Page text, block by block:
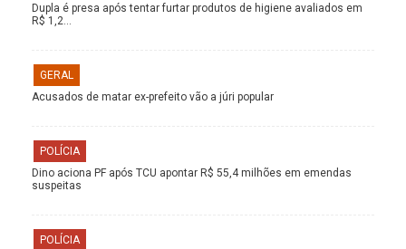
Dupla é presa após tentar furtar produtos de higiene avaliados em
R$ 1,2…
GERAL
Acusados de matar ex-prefeito vão a júri popular
POLÍCIA
Dino aciona PF após TCU apontar R$ 55,4 milhões em emendas
suspeitas
POLÍCIA